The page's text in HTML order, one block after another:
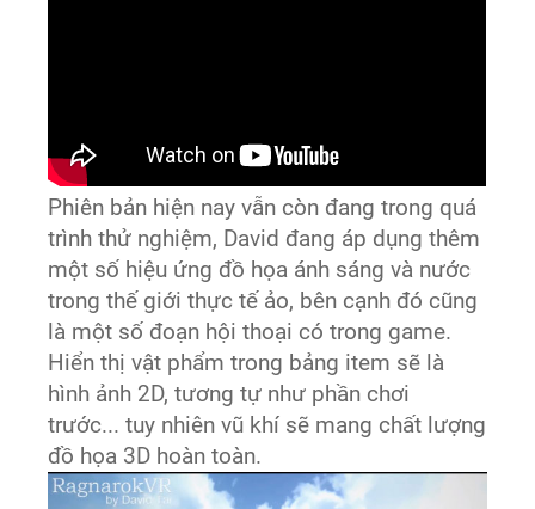
Phiên bản hiện nay vẫn còn đang trong quá
trình thử nghiệm, David đang áp dụng thêm
một số hiệu ứng đồ họa ánh sáng và nước
trong thế giới thực tế ảo, bên cạnh đó cũng
là một số đoạn hội thoại có trong game.
Hiển thị vật phẩm trong bảng item sẽ là
hình ảnh 2D, tương tự như phần chơi
trước... tuy nhiên vũ khí sẽ mang chất lượng
đồ họa 3D hoàn toàn.